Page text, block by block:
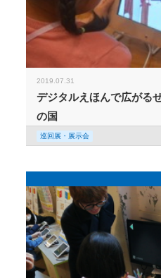
2019.07.31
デジタルえほんで広がる
の国
巡回展・展示会